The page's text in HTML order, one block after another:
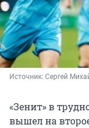
Источник: Сергей
«Зенит» в
вышел на